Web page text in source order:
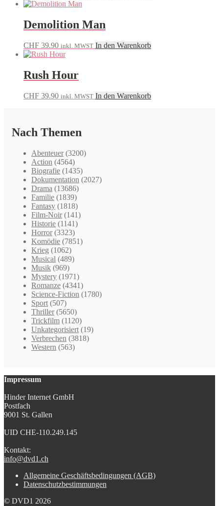
Demolition Man
CHF 39.90 inkl. MWST In den Warenkorb
Rush Hour
CHF 39.90 inkl. MWST In den Warenkorb
Nach Themen
Abenteuer (3200)
Action (4564)
Biografie (1435)
Dokumentation (2027)
Drama (13686)
Familie (1839)
Fantasy (1818)
Film-Noir (141)
Historie (1141)
Horror (3323)
Komödie (7851)
Krieg (1062)
Musical (489)
Musik (969)
Mystery (1971)
Romanze (4341)
Science-Fiction (1780)
Sport (507)
Thriller (5650)
Trickfilm (1120)
Unkategorisiert (19)
Verbrechen (3818)
Western (563)
Impressum
Hinder Internet GmbH
Postfach
9001 St. Gallen
UID CHE-110.249.145
Kontakt:
info@dvd1.ch
Allgemeine Geschäftsbedingungen (AGB)
Datenschutzbestimmungen
© DVD1 2026